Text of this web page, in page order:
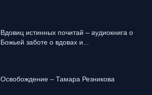
Вдовиц истинных почитай – аудиокнига о
Божьей заботе о вдовах и...
Освобождение – Тамара Резникова